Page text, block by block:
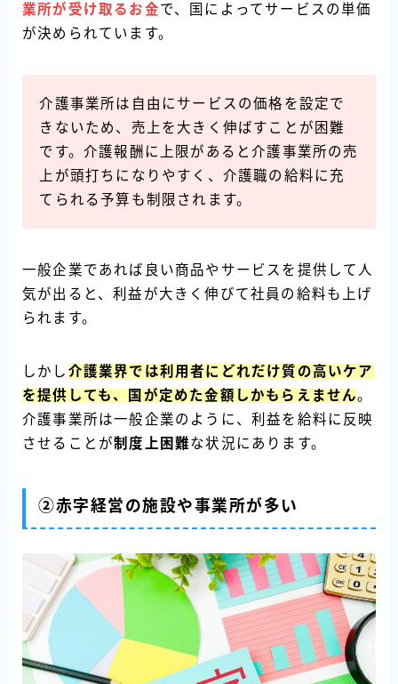
業所が受け取るお金で、国によってサービスの単価
が決められています。
介護事業所は自由にサービスの価格を設定で
きないため、売上を大きく伸ばすことが困難
です。介護報酬に上限があると介護事業所の売
上が頭打ちになりやすく、介護職の給料に充
てられる予算も制限されます。
一般企業であれば良い商品やサービスを提供して人
気が出ると、利益が大きく伸びて社員の給料も上げ
られます。
しかし 介護業界では利用者にどれだけ質の高いケア
を提供しても、国が定めた金額しかもらえません。
介護事業所は一般企業のように、利益を給料に反映
させることが制度上困難な状況にあります。
②赤字経営の施設や事業所が多い